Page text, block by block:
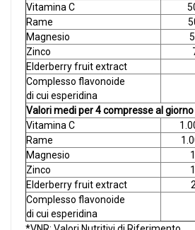
Vitamina C
Rame
Magnesio
Zinco
Elderberry fruit extract
Complesso flavonoide
di cui esperidina
Valori medi per 4 compresse al giorno
Vitamina C
Rame
Magnesio
Zinco
Elderberry fruit extract
Complesso flavonoide
di cui esperidina